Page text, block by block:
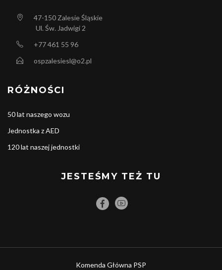
47-150 Zalesie Śląskie
Ul. Św. Jadwigi 2
+77 461 55 96
ospzalesiesl@o2.pl
RÓŻNOŚCI
50 lat naszego wozu
Jednostka z AED
120 lat naszej jednostki
JESTEŚMY TEŻ TU
Komenda Główna PSP